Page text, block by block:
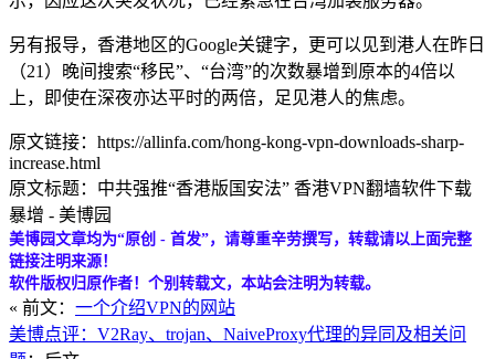
另有报导，香港地区的Google关键字，更可以见到港人在昨日
（21）晚间搜索“移民”、“台湾”的次数暴增到原本的4倍以
上，即使在深夜亦达平时的两倍，足见港人的焦虑。
原文链接：https://allinfa.com/hong-kong-vpn-downloads-sharp-
increase.html
原文标题：中共强推“香港版国安法” 香港VPN翻墙软件下载
暴增 - 美博园
美博园文章均为“原创 - 首发”，请尊重辛劳撰写，转载请以上面完整
链接注明来源！
软件版权归原作者！个别转载文，本站会注明为转载。
« 前文： 一个介绍VPN的网站
美博点评：V2Ray、trojan、NaiveProxy代理的异同及相关问